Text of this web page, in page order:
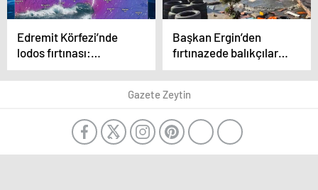
Edremit Körfezi’nde
lodos fırtınası:
Rüzgarın hızı 90
kilometreye ulaştı
Başkan Ergin’den
fırtınazede balıkçılara
‘ücretsiz çekek’
müjdesi
Gazete Zeytin